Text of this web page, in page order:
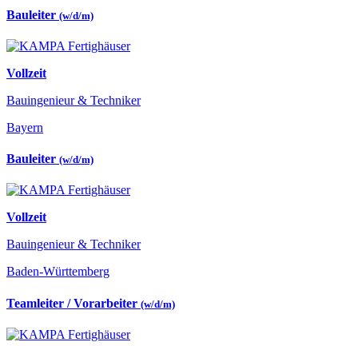
Bauleiter (w/d/m)
Vollzeit
Bauingenieur & Techniker
Bayern
Bauleiter (w/d/m)
Vollzeit
Bauingenieur & Techniker
Baden-Württemberg
Teamleiter / Vorarbeiter (w/d/m)